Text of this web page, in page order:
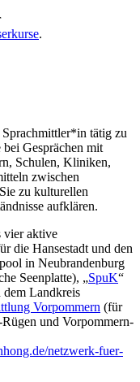
.
tätig zu
Gesprächen mit
Schulen, Kliniken,
zwischen
zu kulturellen
aufklären.
vier aktive
die Hansestadt und den
in Neubrandenburg
Seenplatte), „SpuK“
Landkreis
Vorpommern (für
und Vorpommern-
netzwerk-fuer-